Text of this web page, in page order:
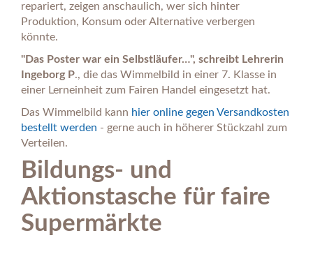
repariert, zeigen anschaulich, wer sich hinter
Produktion, Konsum oder Alternative verbergen
könnte.
"Das Poster war ein Selbstläufer…", schreibt Lehrerin
Ingeborg P., die das Wimmelbild in einer 7. Klasse in
einer Lerneinheit zum Fairen Handel eingesetzt hat.
Das Wimmelbild kann hier online gegen Versandkosten
bestellt werden - gerne auch in höherer Stückzahl zum
Verteilen.
Bildungs- und
Aktionstasche für faire
Supermärkte